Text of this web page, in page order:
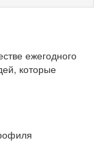
ежегодного
которые